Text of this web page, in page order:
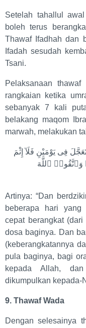
Setelah tahallul
boleh terus
Thawaf Ifadhah dan
Ifadah sesudah
Tsani.
Pelaksanaan
rangkaian ketika
sebanyak 7 kali
belakang maqom
marwah, melakukan
فِى يَوْمَيْنِ فَلَآ إِثْمَ
وَٱتَّقُوا۟ ٱللَّهَ
Artinya: “Dan
beberapa hari yang
cepat berangkat
dosa baginya. Dan
(keberangkatannya
pula baginya, bagi
kepada Allah,
dikumpulkan kepada-
9. Thawaf Wada
Dengan selesainya